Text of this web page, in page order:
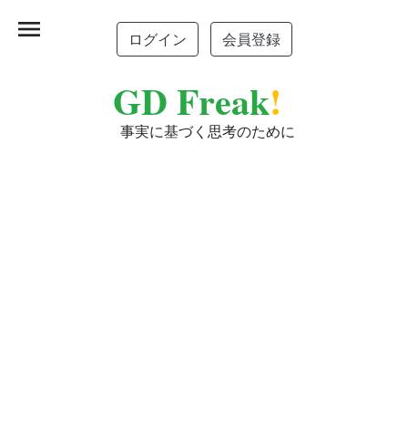
ログイン 会員登録
GD Freak!
事実に基づく思考のために
menu